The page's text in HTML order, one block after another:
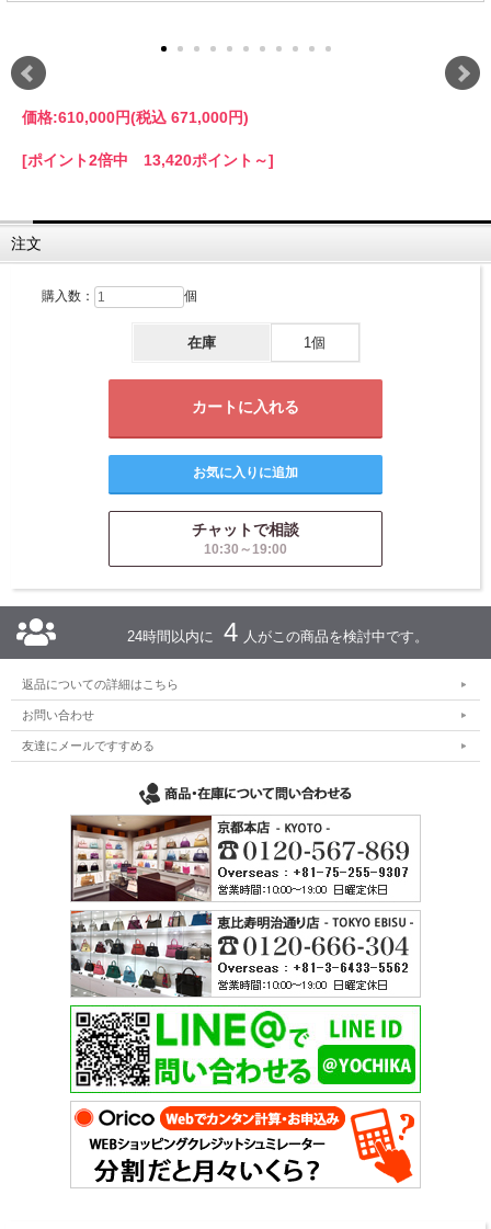
価格:610,000円(税込 671,000円)
[ポイント2倍中 13,420ポイント～]
注文
購入数： 個
在庫 1個
チャットで相談
10:30～19:00
24時間以内に 4 人がこの商品を検討中です。
返品についての詳細はこちら
お問い合わせ
友達にメールですすめる